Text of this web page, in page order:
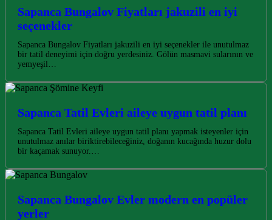
Sapanca Bungalov Fiyatları jakuzili en iyi
seçenekler
Sapanca Bungalov Fiyatları jakuzili en iyi seçenekler ile unutulmaz
bir tatil deneyimi için doğru yerdesiniz. Gölün masmavi sularının ve
yemyeşil…
Sapanca Tatil Evleri aileye uygun tatil planı
Sapanca Tatil Evleri aileye uygun tatil planı yapmak isteyenler için
unutulmaz anılar biriktirebileceğiniz, doğanın kucağında huzur dolu
bir kaçamak sunuyor.…
Sapanca Bungalov Evler modern en popüler
yerler